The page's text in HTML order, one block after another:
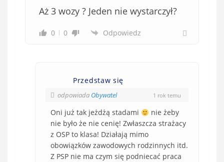
Aż 3 wozy ? Jeden nie wystarczył?
0 0 Odpowiedz
Przedstaw się
odpowiada Obywatel 1 rok temu
Oni już tak jeżdżą stadami
nie żeby
nie było że nie cenię! Zwłaszcza strażacy
z OSP to klasa! Działają mimo
obowiązków zawodowych rodzinnych itd.
Z PSP nie ma czym się podniecać praca